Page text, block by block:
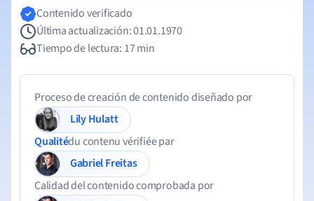
Contenido verificado
Última actualización: 01.01.1970
Tiempo de lectura: 17 min
Proceso de creación de contenido diseñado por
Lily Hulatt
Qualitédu contenu vérifiée par
Gabriel Freitas
Calidad del contenido comprobada por